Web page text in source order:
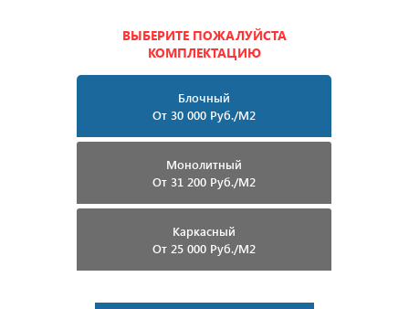
ВЫБЕРИТЕ ПОЖАЛУЙСТА
КОМПЛЕКТАЦИЮ
Блочный
От 30 000 Руб./м2
Монолитный
От 31 200 Руб./м2
Каркасный
От 25 000 Руб./м2